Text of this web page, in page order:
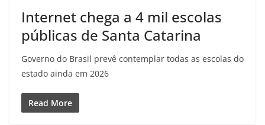
Internet chega a 4 mil escolas
públicas de Santa Catarina
Governo do Brasil prevê contemplar todas as escolas do
estado ainda em 2026
Read More